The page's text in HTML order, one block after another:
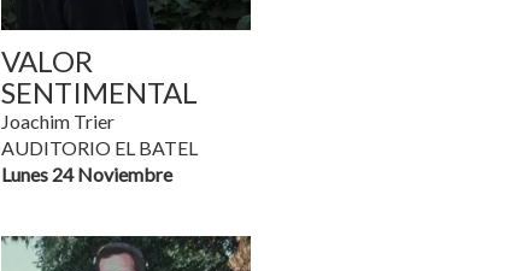
VALOR
SENTIMENTAL
Joachim Trier
AUDITORIO EL BATEL
Lunes 24 Noviembre